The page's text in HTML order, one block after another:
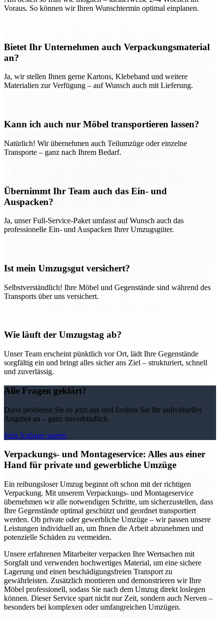
Voraus. So können wir Ihren Wunschtermin optimal einplanen.
Bietet Ihr Unternehmen auch Verpackungsmaterial
an?
Ja, wir stellen Ihnen gerne Kartons, Klebeband und weitere
Materialien zur Verfügung – auf Wunsch auch mit Lieferung.
Kann ich auch nur Möbel transportieren lassen?
Natürlich! Wir übernehmen auch Teilumzüge oder einzelne
Transporte – ganz nach Ihrem Bedarf.
Übernimmt Ihr Team auch das Ein- und
Auspacken?
Ja, unser Full-Service-Paket umfasst auf Wunsch auch das
professionelle Ein- und Auspacken Ihrer Umzugsgüter.
Ist mein Umzugsgut versichert?
Selbstverständlich! Ihre Möbel und Gegenstände sind während des
Transports über uns versichert.
Wie läuft der Umzugstag ab?
Unser Team erscheint pünktlich vor Ort, lädt Ihre Gegenstände
sorgfältig ein und bringt alles sicher ans Ziel – strukturiert, schnell
und zuverlässig.
Alle Fragen geklärt?
Dann probieren Sie es jetzt aus und fordern Sie Ihr individuelles
Angebot an – ganz unverbindlich.
Jetzt Anfrage starten
Verpackungs- und Montageservice: Alles aus einer
Hand für private und gewerbliche Umzüge
Ein reibungsloser Umzug beginnt oft schon mit der richtigen
Verpackung. Mit unserem Verpackungs- und Montageservice
übernehmen wir alle notwendigen Schritte, um sicherzustellen, dass
Ihre Gegenstände optimal geschützt und geordnet transportiert
werden. Ob private oder gewerbliche Umzüge – wir passen unsere
Leistungen individuell an, um Ihnen die Arbeit abzunehmen und
potenzielle Schäden zu vermeiden.
Unsere erfahrenen Mitarbeiter verpacken Ihre Wertsachen mit
Sorgfalt und verwenden hochwertiges Material, um eine sichere
Lagerung und einen beschädigungsfreien Transport zu
gewährleisten. Zusätzlich montieren und demonstrieren wir Ihre
Möbel professionell, sodass Sie nach dem Umzug direkt loslegen
können. Dieser Service spart nicht nur Zeit, sondern auch Nerven –
besonders bei komplexen oder umfangreichen Umzügen.